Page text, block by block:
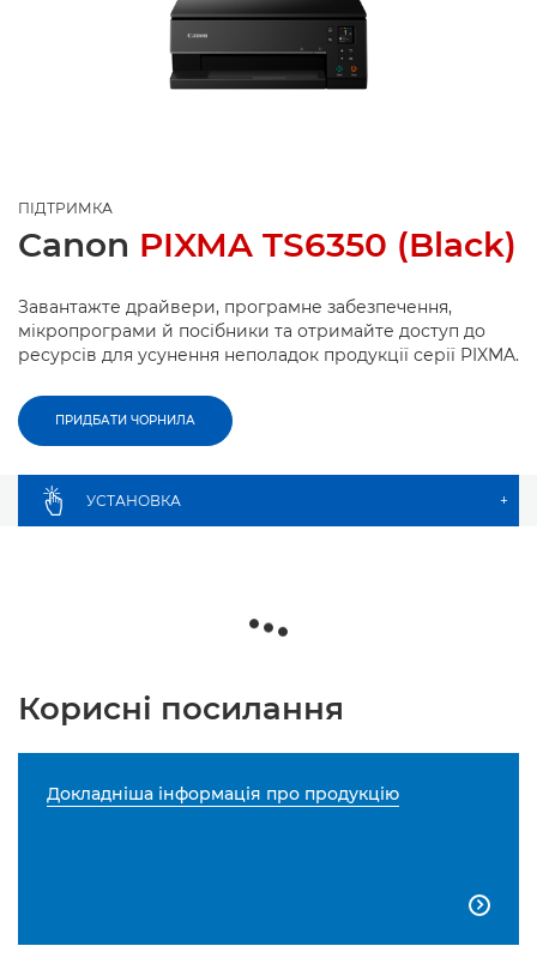
ПІДТРИМКА
Canon PIXMA TS6350 (Black)
Завантажте драйвери, програмне забезпечення,
мікропрограми й посібники та отримайте доступ до
ресурсів для усунення неполадок продукції серії PIXMA.
ПРИДБАТИ ЧОРНИЛА
УСТАНОВКА +
Корисні посилання
Докладніша інформація про продукцію
